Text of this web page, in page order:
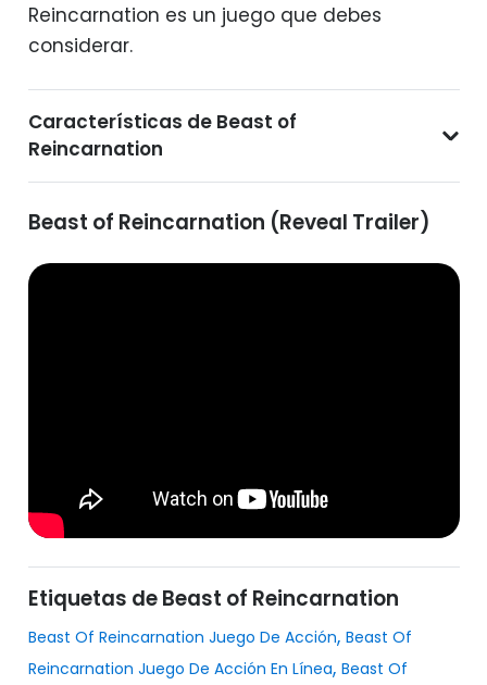
Reincarnation es un juego que debes
considerar.
Características de Beast of
Reincarnation
Beast of Reincarnation (Reveal Trailer)
Etiquetas de Beast of Reincarnation
Beast Of Reincarnation Juego De Acción, Beast Of
Reincarnation Juego De Acción En Línea, Beast Of